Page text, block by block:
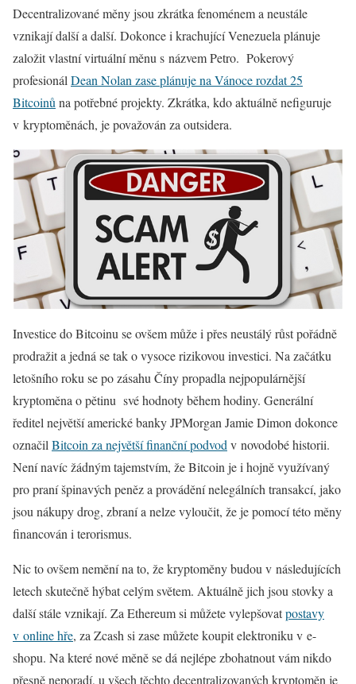
Decentralizované měny jsou zkrátka fenoménem a neustále
vznikají další a další. Dokonce i krachující Venezuela plánuje
založit vlastní virtuální měnu s názvem Petro. Pokerový
profesionálDean Nolan zase plánuje na Vánoce rozdat 25
Bitcoinůna potřebné projekty. Zkrátka, kdo aktuálně nefiguruje
v kryptoměnách, je považován za outsidera.
Investice do Bitcoinu se ovšem může i přes neustálý růst pořádně
prodražit a jedná se tak o vysoce rizikovou investici. Na začátku
letošního roku se po zásahu Číny propadla nejpopulárnější
kryptoměna o pětinu své hodnoty během hodiny. Generální
ředitel největší americké banky JPMorgan Jamie Dimon dokonce
označilBitcoin za největší finanční podvodv novodobé historii.
Není navíc žádným tajemstvím, že Bitcoin je i hojně využívaný
pro praní špinavých peněz a provádění nelegálních transakcí, jako
jsou nákupy drog, zbraní a nelze vyloučit, že je pomocí této měny
financován i terorismus.
Nic to ovšem nemění na to, že kryptoměny budou v následujících
letech skutečně hýbat celým světem. Aktuálně jich jsou stovky a
další stále vznikají. Za Ethereum si můžete vylepšovatpostavy
v online hře, za Zcash si zase můžete koupit elektroniku v e-
shopu. Na které nové měně se dá nejlépe zbohatnout vám nikdo
přesně neporadí, u všech těchto decentralizovaných kryptoměn je